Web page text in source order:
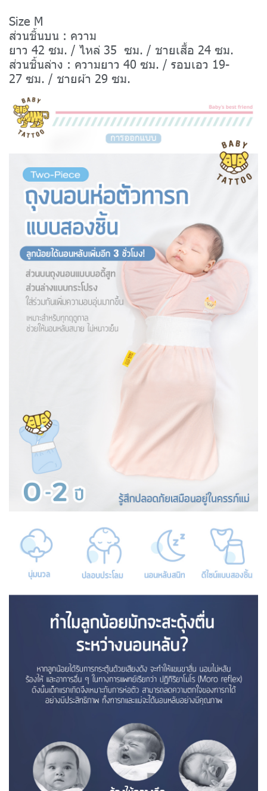
Size M
ส่วนชิ้นบน : ความ
ยาว 42 ซม. / ไหล่ 35 ซม. / ชายเสื้อ 24 ซม.
ส่วนชิ้นล่าง : ความยาว 40 ซม. / รอบเอว 19-
27 ซม. / ชายผ้า 29 ซม.